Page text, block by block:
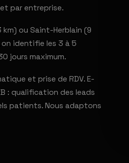
par entreprise.
km) ou Saint-Herblain (9
identifie les 3 à 5
jours maximum.
et prise de RDV. E-
: qualification des leads
patients. Nous adaptons